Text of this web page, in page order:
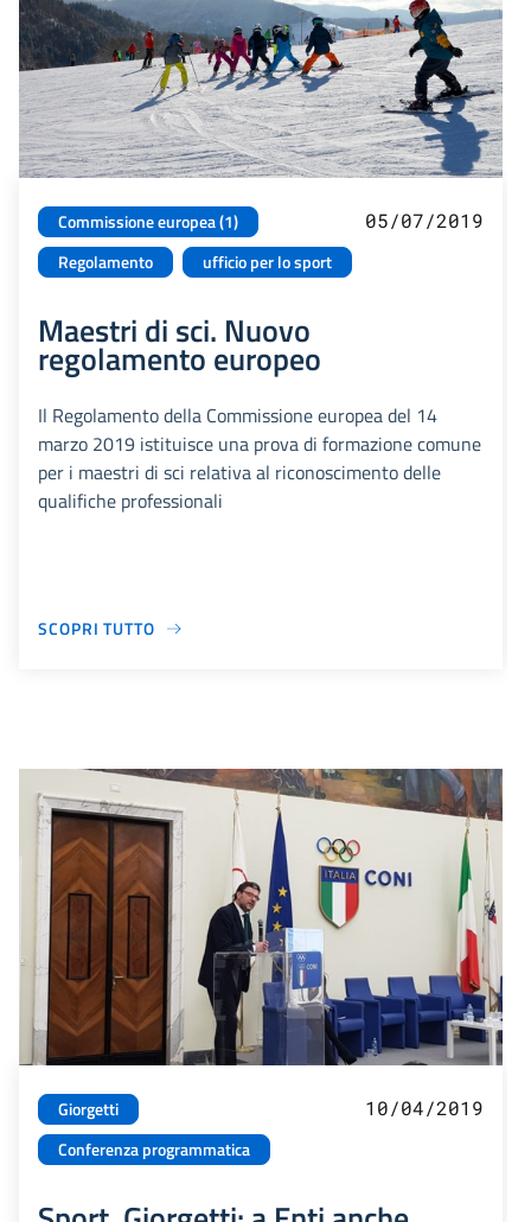
Commissione europea (1)
Regolamento
ufficio per lo sport
05/07/2019
Maestri di sci. Nuovo
regolamento europeo
Il Regolamento della Commissione europea del 14
marzo 2019 istituisce una prova di formazione comune
per i maestri di sci relativa al riconoscimento delle
qualifiche professionali
SCOPRI TUTTO
Giorgetti
Conferenza programmatica
10/04/2019